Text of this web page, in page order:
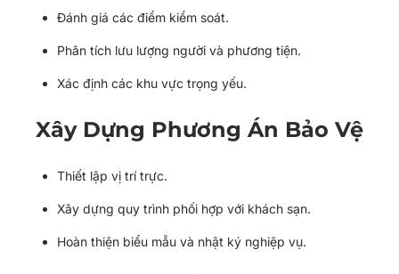
Đánh giá các điểm kiểm soát.
Phân tích lưu lượng người và phương tiện.
Xác định các khu vực trọng yếu.
Xây Dựng Phương Án Bảo Vệ
Thiết lập vị trí trực.
Xây dựng quy trình phối hợp với khách sạn.
Hoàn thiện biểu mẫu và nhật ký nghiệp vụ.